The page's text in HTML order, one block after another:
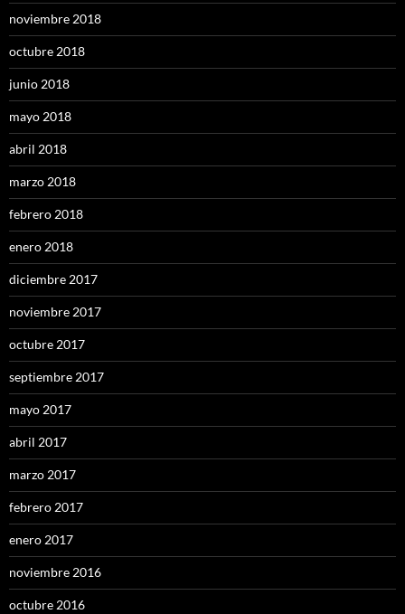
noviembre 2018
octubre 2018
junio 2018
mayo 2018
abril 2018
marzo 2018
febrero 2018
enero 2018
diciembre 2017
noviembre 2017
octubre 2017
septiembre 2017
mayo 2017
abril 2017
marzo 2017
febrero 2017
enero 2017
noviembre 2016
octubre 2016